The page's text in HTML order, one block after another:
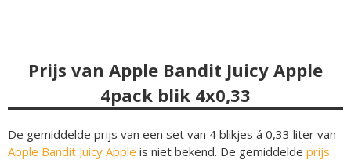
Prijs van Apple Bandit Juicy Apple
4pack blik 4x0,33
De gemiddelde prijs van een set van 4 blikjes á 0,33 liter van
Apple Bandit Juicy Apple is niet bekend. De gemiddelde prijs